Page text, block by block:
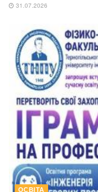
31.07.2026
ОСВІТА